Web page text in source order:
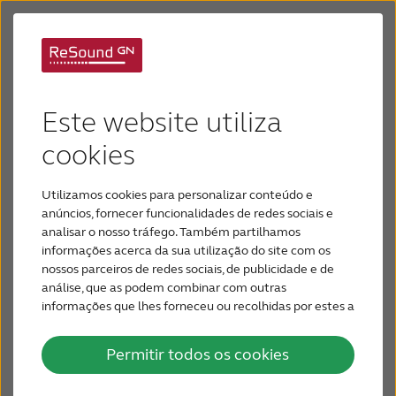
Este website utiliza
cookies
Utilizamos cookies para personalizar conteúdo e
anúncios, fornecer funcionalidades de redes sociais e
analisar o nosso tráfego. Também partilhamos
informações acerca da sua utilização do site com os
nossos parceiros de redes sociais, de publicidade e de
análise, que as podem combinar com outras
informações que lhes forneceu ou recolhidas por estes a
Permitir todos os cookies
Perda Auditiva
Por que ReSound
Suporte & Cuidado
PARA PROFISSIONAIS
zumbido
mas existem vários tipos de opções de
gerenciamento de zumbido disponíveis. Alguns
tratamentos não são mais do que truques, mas as
abordagens de gestão listadas abaixo
demonstraram ser bem sucedidas para muitas
pessoas que sofrem de zumbido.